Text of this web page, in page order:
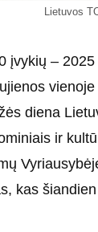
Lietuvos
įvykių –
diena
ir
kas